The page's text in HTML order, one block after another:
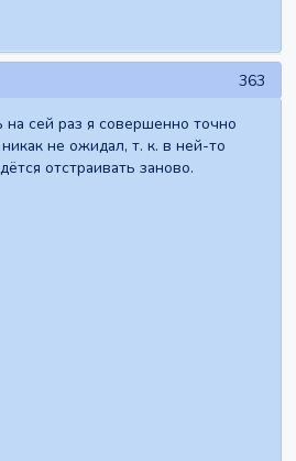
363
сей раз я совершенно точно
не ожидал, т. к. в ней-то
отстраивать заново.